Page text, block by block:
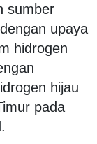
sumber
upaya
hidrogen
hijau
pada